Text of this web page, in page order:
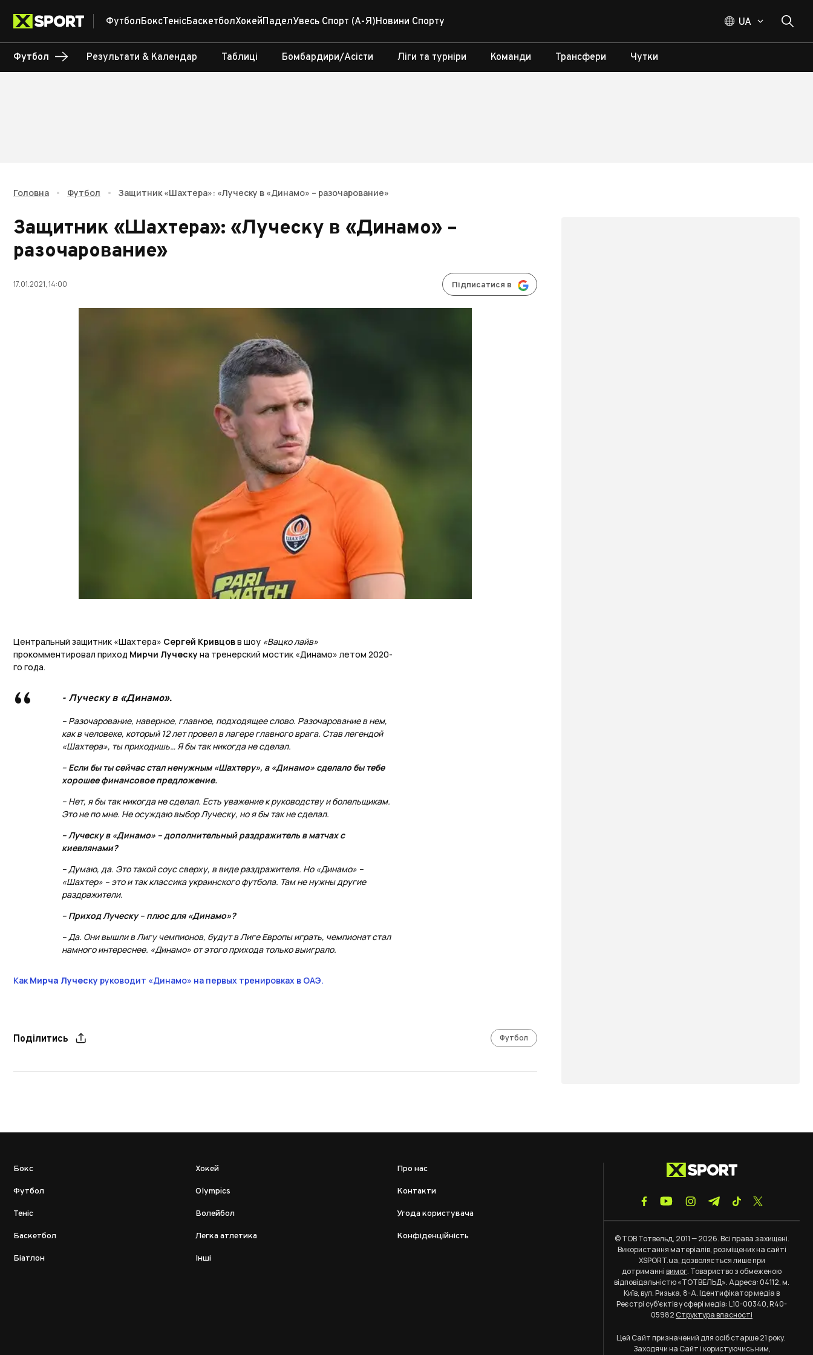
ФутболБоксТенісБаскетболХокейПаделУвесь Спорт (А-Я)Новини Спорту UA
Футбол Результати & Календар Таблиці Бомбардири/Асісти Ліги та турніри Команди Трансфери Чутки
Головна • Футбол • Защитник «Шахтера»: «Луческу в «Динамо» – разочарование»
Защитник «Шахтера»: «Луческу в «Динамо» –
разочарование»
17.01.2021, 14:00 Підписатися в
Центральный защитник «Шахтера» Сергей Кривцовв шоу «Вацко лайв»
прокомментировал приход Мирчи Луческуна тренерский мостик «Динамо» летом 2020-
го года.
- Луческу в «Динамо».
– Разочарование, наверное, главное, подходящее слово. Разочарование в нем,
как в человеке, который 12 лет провел в лагере главного врага. Став легендой
«Шахтера», ты приходишь… Я бы так никогда не сделал.
– Если бы ты сейчас стал ненужным «Шахтеру», а «Динамо» сделало бы тебе
хорошее финансовое предложение.
– Нет, я бы так никогда не сделал. Есть уважение к руководству и болельщикам.
Это не по мне. Не осуждаю выбор Луческу, но я бы так не сделал.
– Луческу в «Динамо» – дополнительный раздражитель в матчах с
киевлянами?
– Думаю, да. Это такой соус сверху, в виде раздражителя. Но «Динамо» –
«Шахтер» – это и так классика украинского футбола. Там не нужны другие
раздражители.
– Приход Луческу – плюс для «Динамо»?
– Да. Они вышли в Лигу чемпионов, будут в Лиге Европы играть, чемпионат стал
намного интереснее. «Динамо» от этого прихода только выиграло.
КакМирча Луческу руководит «Динамо» на первых тренировках в ОАЭ.
Поділитись Футбол
Бокс
Футбол
Теніс
Баскетбол
Біатлон
Хокей
Olympics
Волейбол
Легка атлетика
Інші
Про нас
Контакти
Угода користувача
Конфіденційність
© ТОВ Тотвельд, 2011 — 2026. Всі права захищені.
Використання матеріалів, розміщених на сайті
XSPORT.ua, дозволяється лише при
дотриманнівимог. Товариство з обмеженою
відповідальністю «ТОТВЕЛЬД». Адреса: 04112, м.
Київ, вул. Ризька, 8-А. Ідентифікатор медіа в
Реєстрі суб’єктів у сфері медіа: L10-00340, R40-
05982Структура власності
Цей Сайт призначений для осіб старше 21 року.
Заходячи на Сайт і користуючись ним,